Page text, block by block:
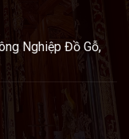
Nghiệp Đồ Gỗ,